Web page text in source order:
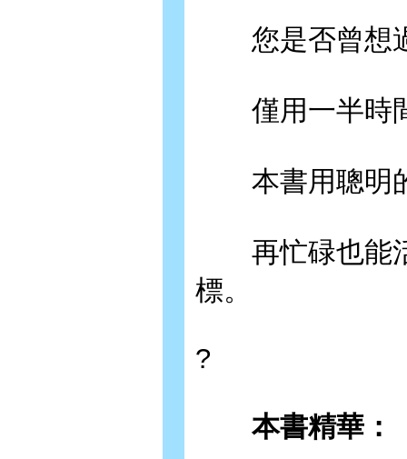
您是否曾想過
僅用一半時
本書用聰明的
再忙碌也能活
標。
?
本書精華：